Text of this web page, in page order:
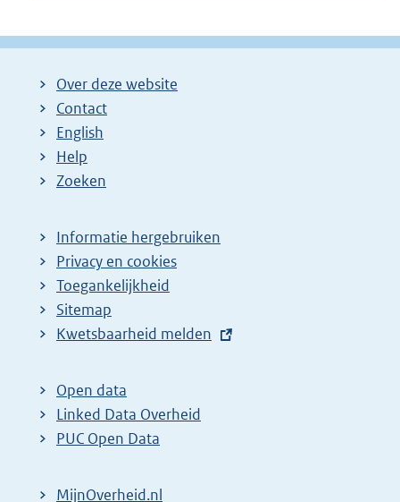
Over deze website
Contact
English
Help
Zoeken
Informatie hergebruiken
Privacy en cookies
Toegankelijkheid
Sitemap
E
t
e
r
Kwetsbaarheid melden
Open data
Linked Data Overheid
PUC Open Data
MijnOverheid.nl